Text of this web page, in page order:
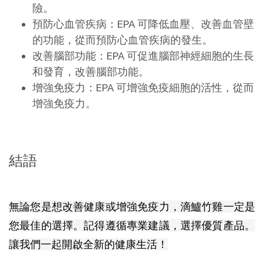
險。
預防心血管疾病：EPA 可降低血壓、改善血管壁
的功能，從而預防心血管疾病的發生。
改善腦部功能：EPA 可促進腦部神經細胞的生長
和發育，改善腦部功能。
增強免疫力：EPA 可增強免疫細胞的活性，從而
增強免疫力。
結語
無論您是想改善健康或增強免疫力，滴鱸竹雞一定是
您最佳的選擇。記得遵循專業建議，選擇優質產品。
讓我們一起開啟全新的健康生活！